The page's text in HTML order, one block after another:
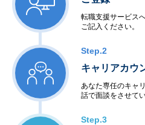
転職支援サービス
ご記入ください。
Step.2
キャリアカウ
あなた専任のキャ
話で面談をさせて
Step.3